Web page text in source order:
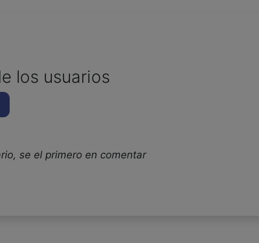
los usuarios
se el primero en comentar